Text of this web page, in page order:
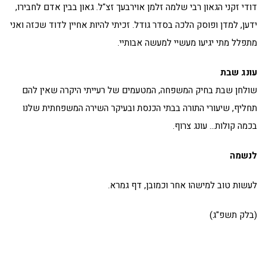
דודי זקני הגאון רבי שלמה זלמן אוירבעך זצ"ל. גאון בבין אדם לחבירו,
ידען, למדן ופוסק הלכה בסדר גודל. זכיתי להיות אחיין לדוד שכזה ואני
מתפלל מתי יגיעו מעשיי למעשה אבותיי.
עונג שבת
שולחן שבת בחיק המשפחה, המטעמים של רעייתי היקרה שאין להם
תחליף, שיעורי התורה בבתי הכנסת ובעיקר השירה המשפחתית שלנו
בכמה קולות… עונג צרוף.
לנשמה
לעשות טוב למישהו אחר וכמובן, דף גמרא.
(בלק תשפ"ג)